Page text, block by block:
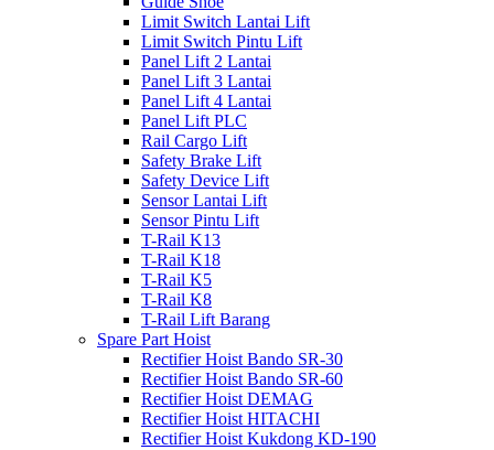
Limit Switch Lantai Lift
Limit Switch Pintu Lift
Panel Lift 2 Lantai
Panel Lift 3 Lantai
Panel Lift 4 Lantai
Panel Lift PLC
Rail Cargo Lift
Safety Brake Lift
Safety Device Lift
Sensor Lantai Lift
Sensor Pintu Lift
T-Rail K13
T-Rail K18
T-Rail K5
T-Rail K8
T-Rail Lift Barang
Spare Part Hoist
Rectifier Hoist Bando SR-30
Rectifier Hoist Bando SR-60
Rectifier Hoist DEMAG
Rectifier Hoist HITACHI
Rectifier Hoist Kukdong KD-190